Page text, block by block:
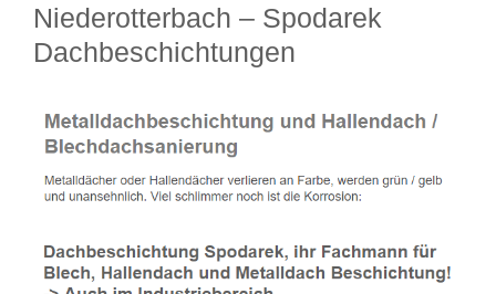
Niederotterbach – Spodarek
Dachbeschichtungen